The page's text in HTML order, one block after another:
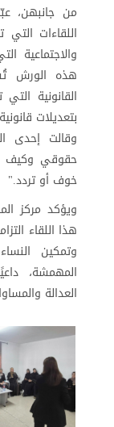
من جانبهن،
اللقاءات التي
والاجتماعية
هذه الورش
القانونية
بتعديلات
وقالت إحدى
حقوقي وكيف
خوف أو تردد."
ويؤكد مركز
هذا اللقاء
وتمكين
المهمشة،
العدالة